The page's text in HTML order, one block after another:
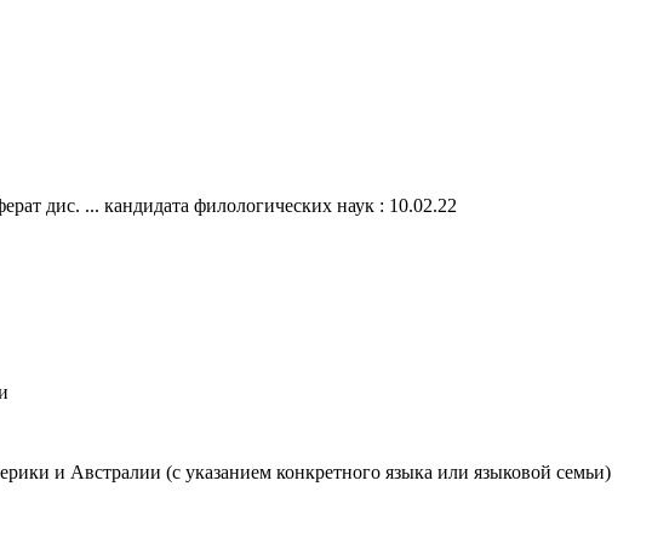
дис. ... кандидата филологических наук : 10.02.22
и Австралии (с указанием конкретного языка или языковой семьи)